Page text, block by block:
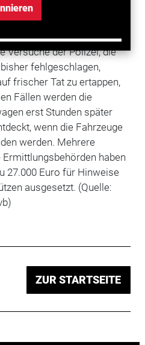
sich die Täter
Marken festgelegt,
mit allen gängigen
Versuche der Polizei, die
fehlgeschlagen,
frischer Tat zu ertappen,
Fällen werden die
erst Stunden später
wenn die Fahrzeuge
werden. Mehrere
haben
27.000 Euro für Hinweise
ausgesetzt. (Quelle:
ZUR STARTSEITE